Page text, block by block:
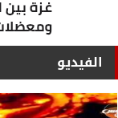
الفيديو